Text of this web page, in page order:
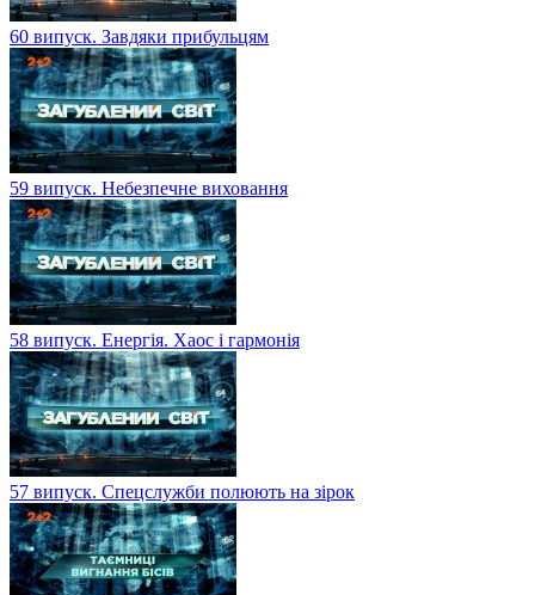
60 випуск. Завдяки прибульцям
59 випуск. Небезпечне виховання
58 випуск. Енергія. Хаос і гармонія
57 випуск. Спецслужби полюють на зірок